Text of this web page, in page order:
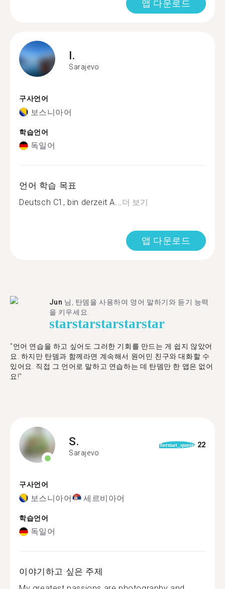
앱 다운로드
I.
Sarajevo
구사언어
보스니아어
학습언어
독일어
언어 학습 목표
Deutsch C1, bin derzeit A...더 보기
앱 다운로드
Jun 님, 탄뎀을 사용하여 영어 말하기와 듣기 능력
을 키우세요.
starstarstarstarstar
"언어 연습을 하고 싶어도 그러한 기회를 만드는 게 쉽지 않았어
요. 하지만 탄뎀과 함께라면 계속해서 원어민 친구와 대화할 수
있어요. 직접 그 언어로 말하고 연습하는 데 탄뎀만 한 앱은 없어
요!"
S.
Sarajevo
format_quote 22
구사언어
보스니아어 세르비아어
학습언어
독일어
이야기하고 싶은 주제